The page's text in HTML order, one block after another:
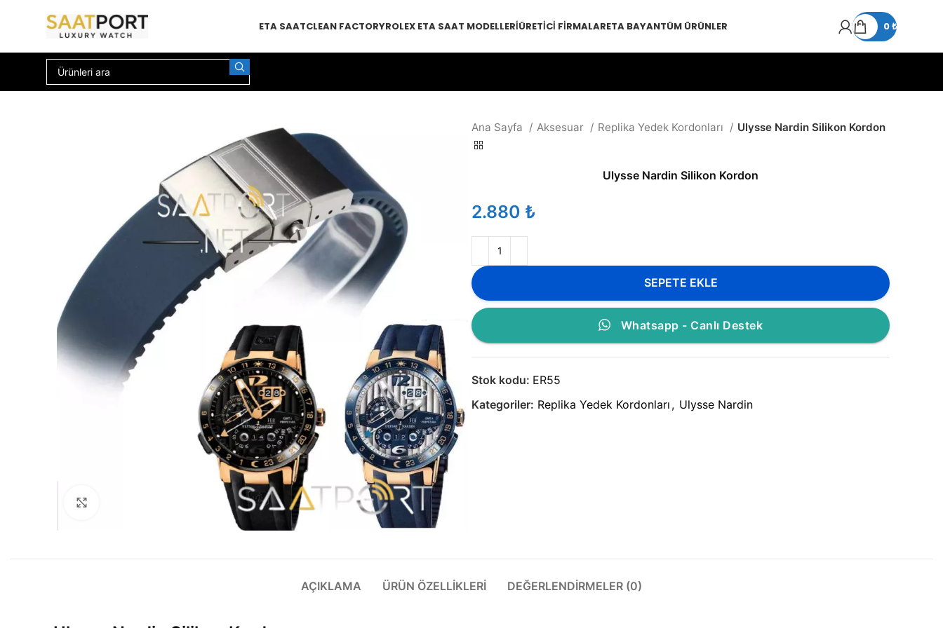
ETA SAATCLEAN FACTORYROLEX ETA SAAT MODELLERIÜRETICI FIRMALARETA BAYANTÜM ÜRÜNLER 0₺
Ana Sayfa Aksesuar Replika Yedek Kordonları Ulysse Nardin Silikon Kordon
Ulysse Nardin Silikon Kordon
₺
SEPETE EKLE
Whatsapp - Canlı Destek
Stok kodu: ER55
Kategoriler: Replika Yedek Kordonları , Ulysse Nardin
AÇIKLAMA ÜRÜN ÖZELLIKLERI DEĞERLENDIRMELER (0)